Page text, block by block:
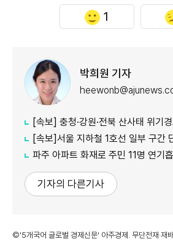
1
박희원 기자
[속보] 충청·강원·전북 산사태 위기
[속보]서울 지하철 1호선 일부 구간 단
파주 아파트 화재로 주민 11명 연기
기자의 다른기사
©'5개국어 글로벌 경제신문' 아주경제. 무단전재·재